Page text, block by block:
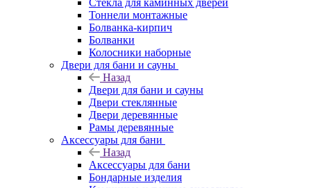
Стекла для каминных дверей
Тоннели монтажные
Болванка-кирпич
Болванки
Колосники наборные
Двери для бани и сауны
Назад
Двери для бани и сауны
Двери стеклянные
Двери деревянные
Рамы деревянные
Аксессуары для бани
Назад
Аксессуары для бани
Бондарные изделия